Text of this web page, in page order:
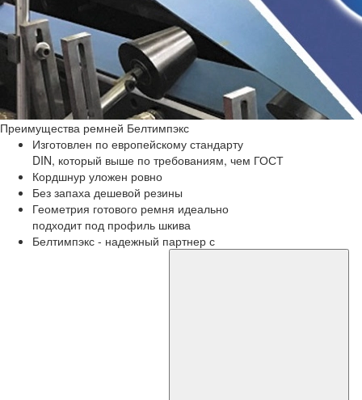
Преимущества ремней Белтимпэкс
Изготовлен по европейскому стандарту
DIN, который выше по требованиям, чем ГОСТ
Кордшнур уложен ровно
Без запаха дешевой резины
Геометрия готового ремня идеально
подходит под профиль шкива
Белтимпэкс - надежный партнер с